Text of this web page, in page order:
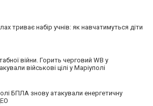
триває набір учнів: як навчатимуться діти
війни. Горить черговий WB у
військові цілі у Маріуполі
БПЛА знову атакували енергетичну